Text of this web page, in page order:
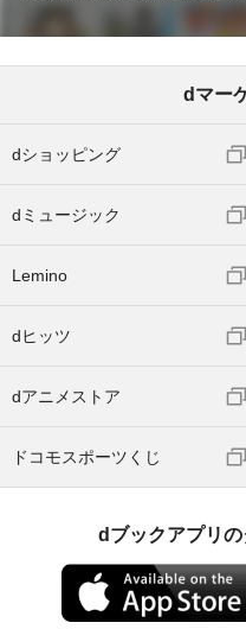
dマー
dショッピング
dミュージック
Lemino
dヒッツ
dアニメストア
ドコモスポーツくじ
dブックアプリ